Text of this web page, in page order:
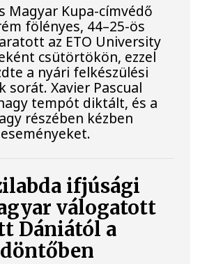
Magyar Kupa-címvédő
fölényes, 44–25-ös
az ETO University
csütörtökön, ezzel
a nyári felkészülési
sorát. Xavier Pascual
tempót diktált, és a
részében kézben
ifjúsági
válogatott
Dániától a